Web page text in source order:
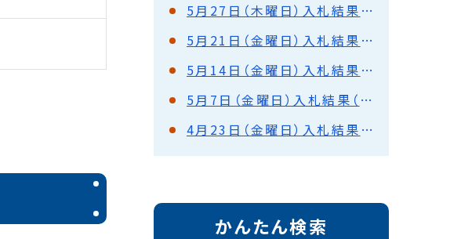
5月27日（木曜日）入札結果（都市建設部）落札保留
5月21日（金曜日）入札結果（都市建設部）
5月14日（金曜日）入札結果（都市建設部）
5月7日（金曜日）入札結果（都市建設部）
4月23日（金曜日）入札結果（都市建設部）
かんたん検索